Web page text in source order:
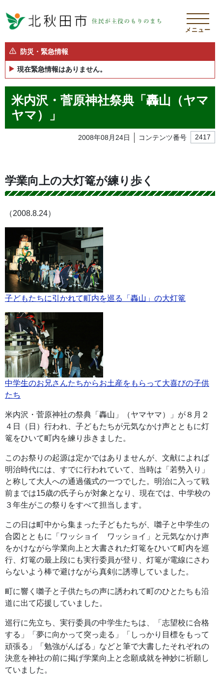
メニュー
防災・緊急情報
現在緊急情報はありません。
米内沢・菅原神社祭典「轟山（ヤマ
ヤマ）」
2008年08月24日 コンテンツ番号 2417
学業向上の大灯篭が練り歩く
（2008.8.24）
子どもたちに引かれて町内を巡る「轟山」の大灯篭
中学生のお兄さんたちからお土産をもらって大喜びの子供
たち
米内沢・菅原神社の祭典「轟山」（ヤマヤマ）」が８月２
４日（日）行われ、子どもたちが元気なかけ声とともに灯
篭をひいて町内を練り歩きました。
このお祭りの起源は定かではありませんが、文献によれば
明治時代には、すでに行われていて、当時は「若勢入り」
と称して大人への通過儀式の一つでした。明治に入って戦
前までは15歳の氏子らが対象となり、現在では、中学校の
３年生がこの祭りをすべて担当します。
この日は町中から集まった子どもたちが、囃子と中学生の
合図とともに「ワッショイ ワッショイ」と元気なかけ声
をかけながら学業向上と大書された灯篭をひいて町内を巡
行、灯篭の最上段にも実行委員が登り、灯篭が電線にさわ
らないよう棒で避けながら真剣に誘導していました。
町に響く囃子と子供たちの声に誘われて町のひとたちも沿
道に出て応援していました。
巡行に先立ち、実行委員の中学生たちは、「志望校に合格
する」「夢に向かって突っ走る」「しっかり目標をもって
頑張る」「勉強がんばる」などと筆で大書したそれぞれの
決意を神社の前に掲げ学業向上と念願成就を神妙に祈願し
ていました。